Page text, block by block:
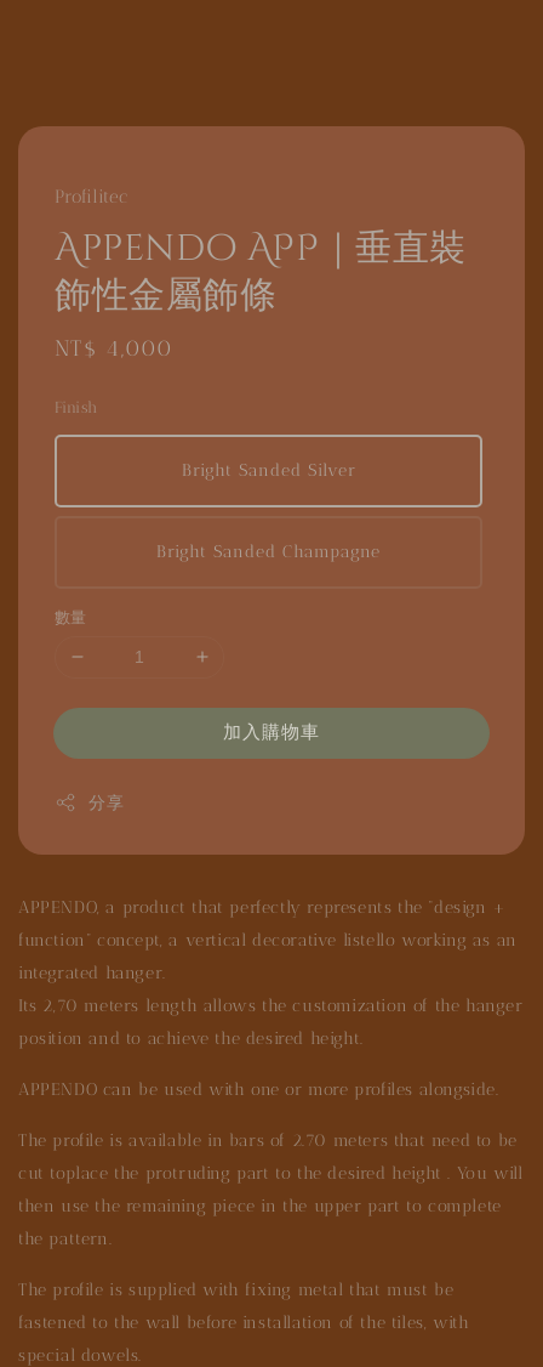
Profilitec
Appendo APP｜垂直裝
飾性金屬飾條
Regular
NT$ 4,000
Finish
Bright Sanded Silver
Bright Sanded Champagne
數量
加入購物車
分享
APPENDO, a product that perfectly represents the “design +
function” concept, a vertical decorative listello working as an
integrated hanger.
Its 2,70 meters length allows the customization of the hanger
position and to achieve the desired height.
APPENDO can be used with one or more profiles alongside.
The profile is available in bars of 2.70 meters that need to be
cut toplace the protruding part to the desired height . You will
then use the remaining piece in the upper part to complete
the pattern.
The profile is supplied with fixing metal that must be
fastened to the wall before installation of the tiles, with
special dowels.